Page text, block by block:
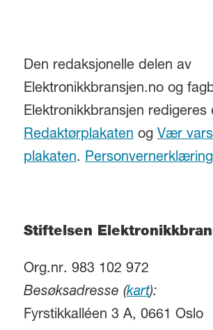
Den redaksjonelle delen av
Elektronikkbransjen.no og
Elektronikkbransjen redigeres
Redaktørplakatenog Vær
plakaten. Personvernerklæring
Stiftelsen
Org.nr. 983 102 972
Besøksadresse (kart):
Fyrstikkalléen 3 A, 0661 Oslo